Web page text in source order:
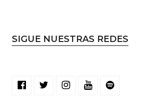
SIGUE NUESTRAS REDES